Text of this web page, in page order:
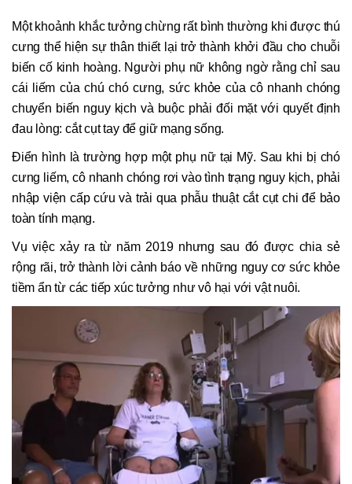
Một khoảnh khắc tưởng chừng rất bình thường khi được thú
cưng thể hiện sự thân thiết lại trở thành khởi đầu cho chuỗi
biến cố kinh hoàng. Người phụ nữ không ngờ rằng chỉ sau
cái liếm của chú chó cưng, sức khỏe của cô nhanh chóng
chuyển biến nguy kịch và buộc phải đối mặt với quyết định
đau lòng: cắt cụt tay để giữ mạng sống.
Điển hình là trường hợp một phụ nữ tại Mỹ. Sau khi bị chó
cưng liếm, cô nhanh chóng rơi vào tình trạng nguy kịch, phải
nhập viện cấp cứu và trải qua phẫu thuật cắt cụt chi để bảo
toàn tính mạng.
Vụ việc xảy ra từ năm 2019 nhưng sau đó được chia sẻ
rộng rãi, trở thành lời cảnh báo về những nguy cơ sức khỏe
tiềm ẩn từ các tiếp xúc tưởng như vô hại với vật nuôi.